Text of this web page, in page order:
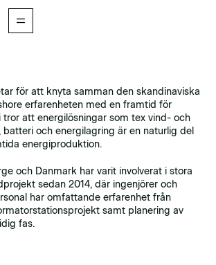
för att knyta samman den skandinaviska
erfarenheten med en framtid för
tror att energilösningar som tex vind- och
batteri och energilagring är en naturlig del
energiproduktion.
och Danmark har varit involverat i stora
sedan 2014, där ingenjörer och
har omfattande erfarenhet från
samt planering av
fas.